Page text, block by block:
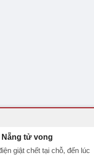
tử vong
giật chết tại chỗ, đến lúc